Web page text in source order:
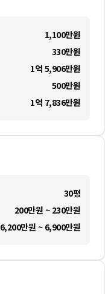
1,100만원
330만원
1억 5,906만원
500만원
1억 7,836만원
30평
200만원 ~ 230만원
6,200만원 ~ 6,900만원